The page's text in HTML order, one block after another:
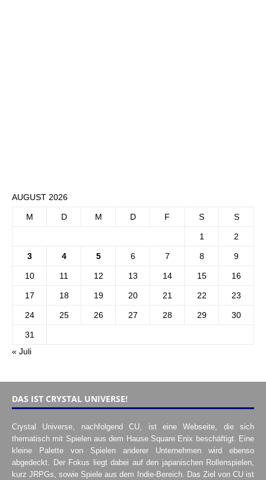
AUGUST 2026
M D M D F S S
1 2
3 4 5 6 7 8 9
10 11 12 13 14 15 16
17 18 19 20 21 22 23
24 25 26 27 28 29 30
31
« Juli
DAS IST CRYSTAL UNIVERSE!
Crystal Universe, nachfolgend CU, ist eine Webseite, die sich
thematisch mit Spielen aus dem Hause Square Enix beschäftigt. Eine
kleine Palette von Spielen anderer Unternehmen wird ebenso
abgedeckt. Der Fokus liegt dabei auf den japanischen Rollenspielen,
kurz JRPGs, sowie Spiele aus dem Indie-Bereich. Das Ziel von CU ist